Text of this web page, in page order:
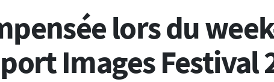
lors du
Images Festival